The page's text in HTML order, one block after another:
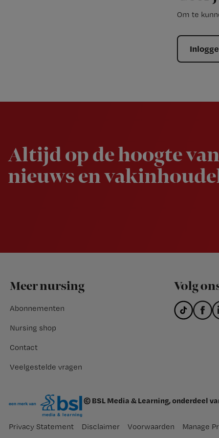
Om te
Altijd op de hoogte
nieuws en
Footer
Meer nursing
Abonnementen
Nursing shop
Contact
Veelgestelde vragen
Volg
© BSL Media & Learning, onderdeel
Privacy Statement Disclaimer Voorwaarden Manage